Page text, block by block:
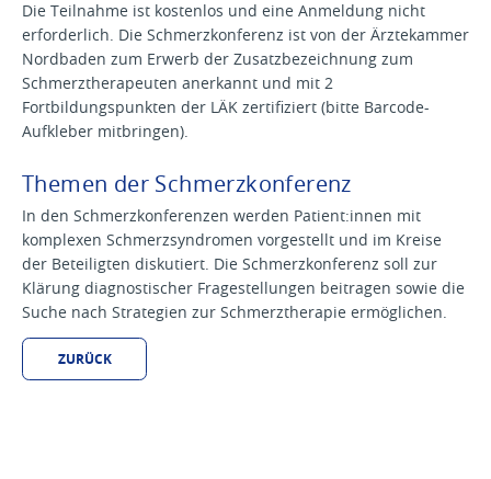
Die Teilnahme ist kostenlos und eine Anmeldung nicht
erforderlich. Die Schmerzkonferenz ist von der Ärztekammer
Nordbaden zum Erwerb der Zusatzbezeichnung zum
Schmerztherapeuten anerkannt und mit 2
Fortbildungspunkten der LÄK zertifiziert (bitte Barcode-
Aufkleber mitbringen).
Themen der Schmerzkonferenz
In den Schmerzkonferenzen werden Patient:innen mit
komplexen Schmerzsyndromen vorgestellt und im Kreise
der Beteiligten diskutiert. Die Schmerzkonferenz soll zur
Klärung diagnostischer Fragestellungen beitragen sowie die
Suche nach Strategien zur Schmerztherapie ermöglichen.
ZURÜCK